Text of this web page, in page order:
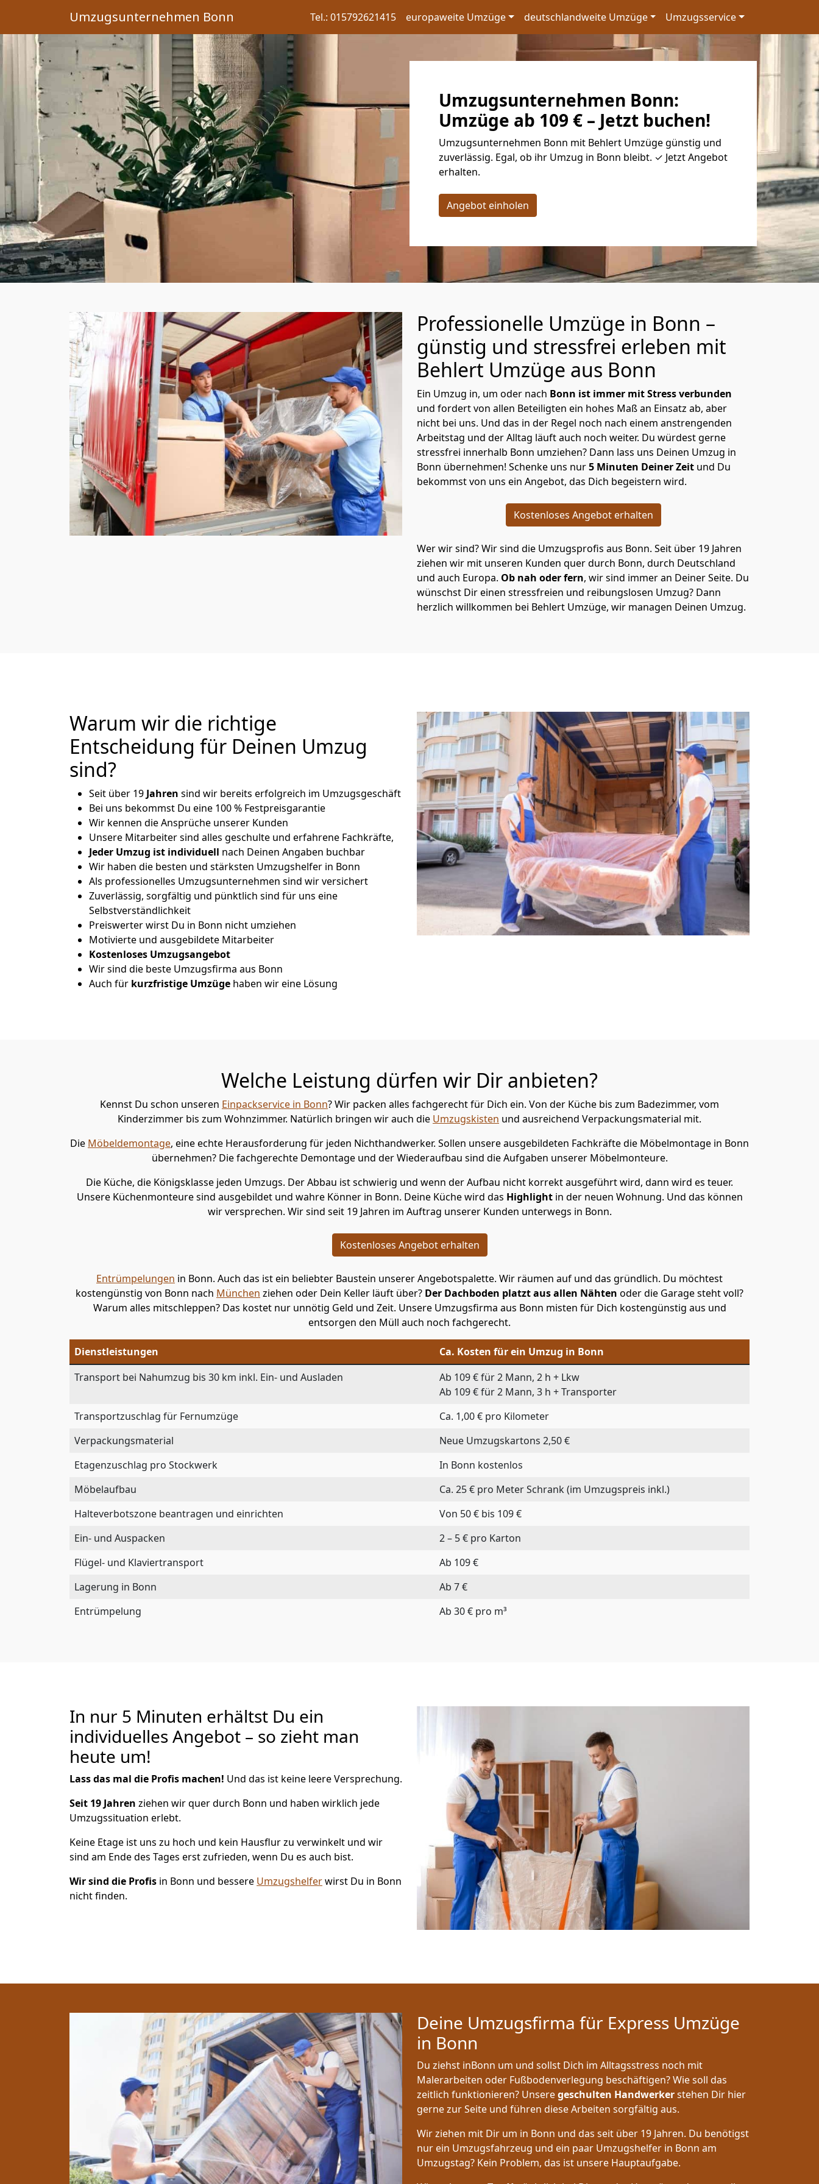
Umzugsunternehmen Bonn Tel.: 015792621415 europaweite Umzüge deutschlandweite Umzüge Umzugsservice
Umzugsunternehmen Bonn:
Umzüge ab 109 € – Jetzt buchen!
Umzugsunternehmen Bonn mit Behlert Umzüge günstig und
zuverlässig. Egal, ob ihr Umzug in Bonn bleibt. ✓ Jetzt Angebot
erhalten.
Angebot einholen
Professionelle Umzüge in Bonn –
günstig und stressfrei erleben mit
Behlert Umzüge aus Bonn
Ein Umzug in, um oder nach Bonn ist immer mit Stress verbunden
und fordert von allen Beteiligten ein hohes Maß an Einsatz ab, aber
nicht bei uns. Und das in der Regel noch nach einem anstrengenden
Arbeitstag und der Alltag läuft auch noch weiter. Du würdest gerne
stressfrei innerhalb Bonn umziehen? Dann lass uns Deinen Umzug in
Bonn übernehmen! Schenke uns nur5 Minuten Deiner Zeit und Du
bekommst von uns ein Angebot, das Dich begeistern wird.
Kostenloses Angebot erhalten
Wer wir sind? Wir sind die Umzugsprofis aus Bonn. Seit über 19 Jahren
ziehen wir mit unseren Kunden quer durch Bonn, durch Deutschland
und auch Europa. Ob nah oder fern, wir sind immer an Deiner Seite. Du
wünschst Dir einen stressfreien und reibungslosen Umzug? Dann
herzlich willkommen bei Behlert Umzüge, wir managen Deinen Umzug.
Warum wir die richtige
Entscheidung für Deinen Umzug
sind?
Seit über 19 Jahren sind wir bereits erfolgreich im Umzugsgeschäft
Bei uns bekommst Du eine 100 % Festpreisgarantie
Wir kennen die Ansprüche unserer Kunden
Unsere Mitarbeiter sind alles geschulte und erfahrene Fachkräfte,
Jeder Umzug ist individuell nach Deinen Angaben buchbar
Wir haben die besten und stärksten Umzugshelfer in Bonn
Als professionelles Umzugsunternehmen sind wir versichert
Zuverlässig, sorgfältig und pünktlich sind für uns eine
Selbstverständlichkeit
Preiswerter wirst Du in Bonn nicht umziehen
Motivierte und ausgebildete Mitarbeiter
Kostenloses Umzugsangebot
Wir sind die beste Umzugsfirma aus Bonn
Auch für kurzfristige Umzüge haben wir eine Lösung
Welche Leistung dürfen wir Dir anbieten?
Kennst Du schon unseren Einpackservice in Bonn? Wir packen alles fachgerecht für Dich ein. Von der Küche bis zum Badezimmer, vom
Kinderzimmer bis zum Wohnzimmer. Natürlich bringen wir auch die Umzugskisten und ausreichend Verpackungsmaterial mit.
Die Möbeldemontage, eine echte Herausforderung für jeden Nichthandwerker. Sollen unsere ausgebildeten Fachkräfte die Möbelmontage in Bonn
übernehmen? Die fachgerechte Demontage und der Wiederaufbau sind die Aufgaben unserer Möbelmonteure.
Die Küche, die Königsklasse jeden Umzugs. Der Abbau ist schwierig und wenn der Aufbau nicht korrekt ausgeführt wird, dann wird es teuer.
Unsere Küchenmonteure sind ausgebildet und wahre Könner in Bonn. Deine Küche wird das Highlightin der neuen Wohnung. Und das können
wir versprechen. Wir sind seit 19 Jahren im Auftrag unserer Kunden unterwegs in Bonn.
Kostenloses Angebot erhalten
Entrümpelungen in Bonn. Auch das ist ein beliebter Baustein unserer Angebotspalette. Wir räumen auf und das gründlich. Du möchtest
kostengünstig von Bonn nach München ziehen oder Dein Keller läuft über? Der Dachboden platzt aus allen Nähten oder die Garage steht voll?
Warum alles mitschleppen? Das kostet nur unnötig Geld und Zeit. Unsere Umzugsfirma aus Bonn misten für Dich kostengünstig aus und
entsorgen den Müll auch noch fachgerecht.
Dienstleistungen
Ca. Kosten für ein Umzug in Bonn
Transport bei Nahumzug bis 30 km inkl. Ein- und Ausladen
Ab 109 € für 2 Mann, 2 h + Lkw
Ab 109 € für 2 Mann, 3 h + Transporter
Transportzuschlag für Fernumzüge
Ca. 1,00 € pro Kilometer
Verpackungsmaterial
Neue Umzugskartons 2,50 €
Etagenzuschlag pro Stockwerk
In Bonn kostenlos
Möbelaufbau
Ca. 25 € pro Meter Schrank (im Umzugspreis inkl.)
Halteverbotszone beantragen und einrichten
Von 50 € bis 109 €
Ein- und Auspacken
2 – 5 € pro Karton
Flügel- und Klaviertransport
Ab 109 €
Lagerung in Bonn
Ab 7 €
Entrümpelung
Ab 30 € pro m³
In nur 5 Minuten erhältst Du ein
individuelles Angebot – so zieht man
heute um!
Lass das mal die Profis machen! Und das ist keine leere Versprechung.
Seit 19 Jahren ziehen wir quer durch Bonn und haben wirklich jede
Umzugssituation erlebt.
Keine Etage ist uns zu hoch und kein Hausflur zu verwinkelt und wir
sind am Ende des Tages erst zufrieden, wenn Du es auch bist.
Wir sind die Profis in Bonn und bessere Umzugshelferwirst Du in Bonn
nicht finden.
Deine Umzugsfirma für Express Umzüge
in Bonn
Du ziehst inBonn um und sollst Dich im Alltagsstress noch mit
Malerarbeiten oder Fußbodenverlegung beschäftigen? Wie soll das
zeitlich funktionieren? Unseregeschulten Handwerkerstehen Dir hier
gerne zur Seite und führen diese Arbeiten sorgfältig aus.
Wir ziehen mit Dir um in Bonn und das seit über 19 Jahren. Du benötigst
nur ein Umzugsfahrzeug und ein paar Umzugshelfer in Bonn am
Umzugstag? Kein Problem, das ist unsere Hauptaufgabe.